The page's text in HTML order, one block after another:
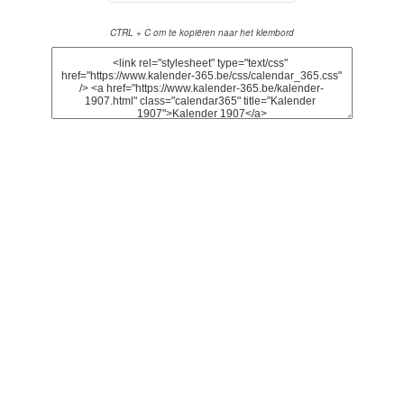
CTRL + C om te kopiëren naar het klembord